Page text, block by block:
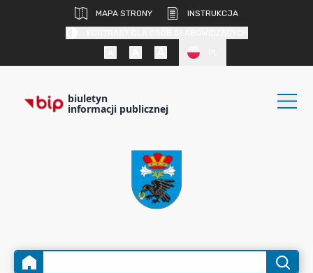
MAPA STRONY
INSTRUKCJA
biuletyn
informacji publicznej